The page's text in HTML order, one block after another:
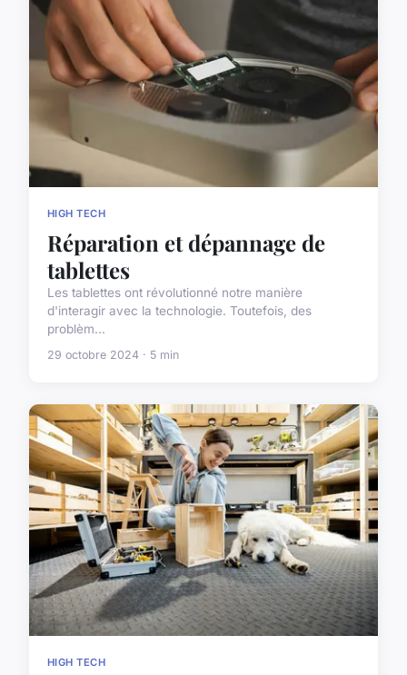
HIGH TECH
Réparation et dépannage de
tablettes
Les tablettes ont révolutionné notre manière
d'interagir avec la technologie. Toutefois, des
problèm...
29 octobre 2024 · 5 min
HIGH TECH